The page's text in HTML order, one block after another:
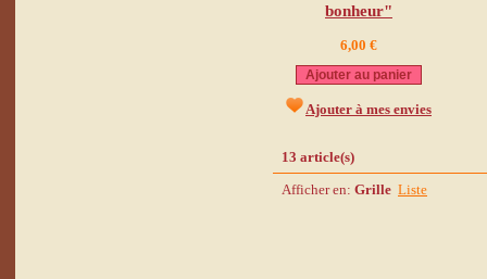
bonheur"
6,00 €
Ajouter au panier
Ajouter à mes envies
13 article(s)
Afficher en: Grille Liste